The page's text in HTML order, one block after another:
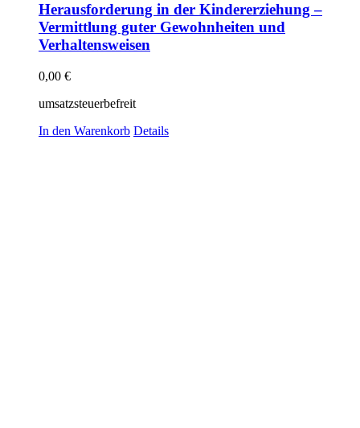
Herausforderung in der Kindererziehung –
Vermittlung guter Gewohnheiten und
Verhaltensweisen
0,00 €
umsatzsteuerbefreit
In den Warenkorb Details